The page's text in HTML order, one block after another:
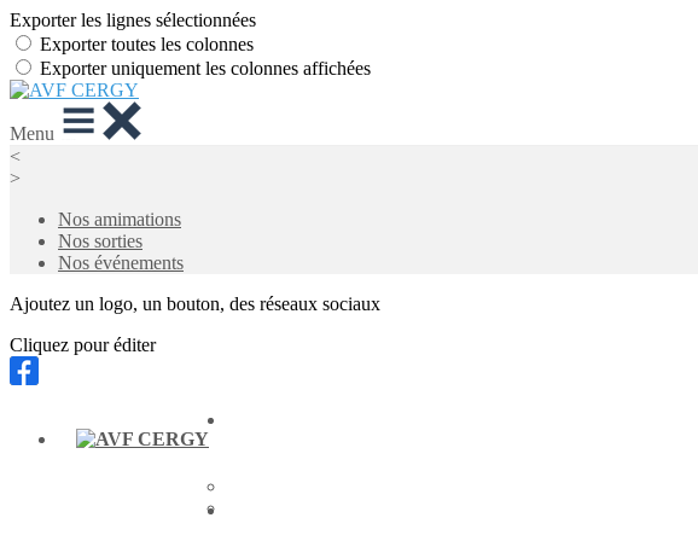
Exporter les lignes sélectionnées
Exporter toutes les colonnes
Exporter uniquement les colonnes affichées
Menu
<
>
Nos amimations
Nos sorties
Nos événements
Ajoutez un logo, un bouton, des réseaux sociaux
Cliquez pour éditer